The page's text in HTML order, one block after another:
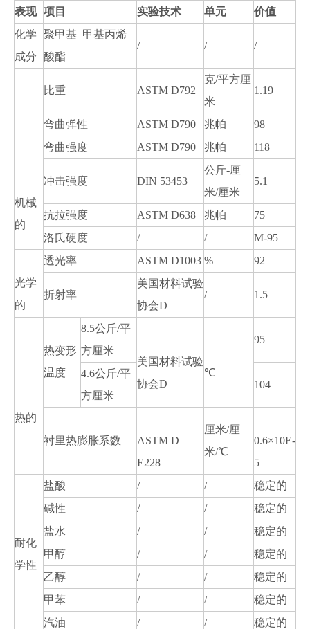
表现 项目 实验技术 单元
价值
化学
成分
聚甲基 甲基丙烯
酸酯
/ / /
机械
的
比重 ASTM D792
克/平方厘
米
1.19
弯曲弹性 ASTM D790 兆帕
98
弯曲强度
ASTM D790 兆帕 118
冲击强度 DIN 53453
公斤-厘
米/厘米
5.1
抗拉强度 ASTM D638 兆帕
75
洛氏硬度
/ / M-95
光学
的
透光率 ASTM D1003 % 92
折射率
美国材料试验
协会D
/ 1.5
热的
热变形
温度
8.5公斤/平
方厘米
美国材料试验
协会D
℃
95
4.6公斤/平
方厘米
104
衬里热膨胀系数
ASTM D
E228
厘米/厘
米/℃
0.6×10E-
5
耐化
学性
盐酸 / /
稳定的
碱性
/ /
稳定的
盐水
/ /
稳定的
甲醇
/ /
稳定的
乙醇
/ /
稳定的
甲苯
/ /
稳定的
汽油
/ / 稳定的